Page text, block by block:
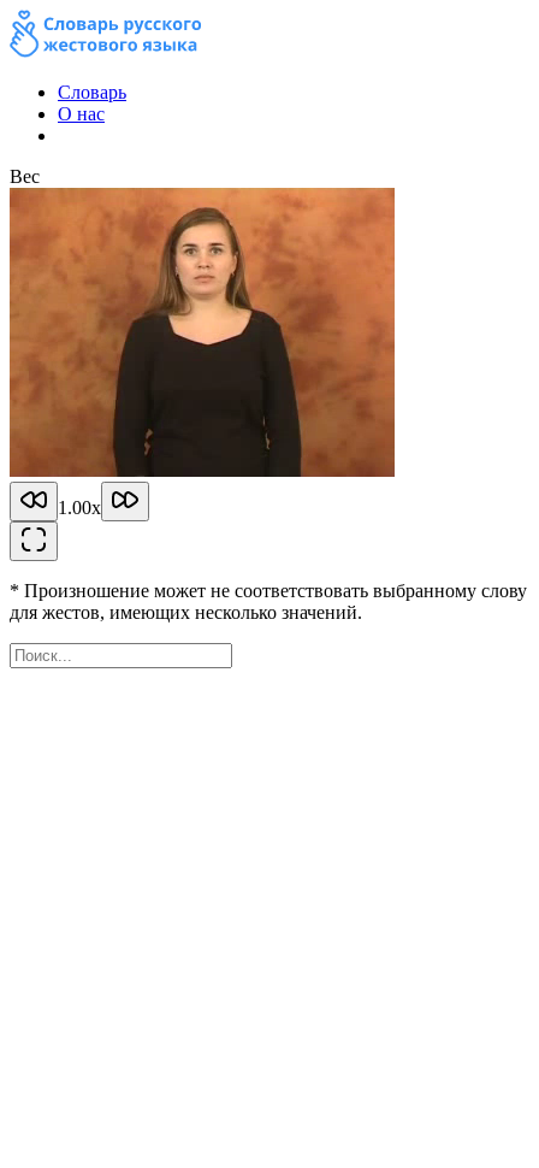
Словарь
О нас
Вес
1.00x
* Произношение может не соответствовать выбранному слову
для жестов, имеющих несколько значений.